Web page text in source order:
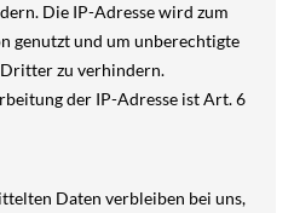
Die IP-Adresse wird zum
genutzt und um unberechtigte
Dritter zu verhindern.
der IP-Adresse ist Art. 6
Daten verbleiben bei uns,